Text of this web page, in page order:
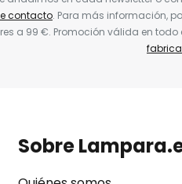
contacto. Para más información,
a 99 €. Promoción válida en
Sobre